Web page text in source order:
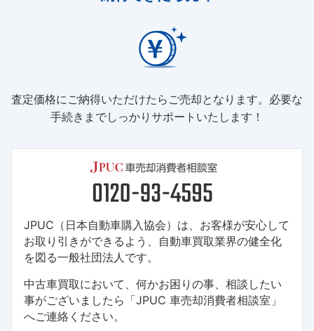
査定価格にご納得いただけたらご売却となります。必要な
手続きまでしっかりサポートいたします！
JPUC（日本自動車購入協会）は、お客様が安心して
お取り引きができるよう、自動車買取業界の健全化
を図る一般社団法人です。
中古車買取において、何かお困りの事、相談したい
事がございましたら「JPUC 車売却消費者相談室」
へご連絡ください。